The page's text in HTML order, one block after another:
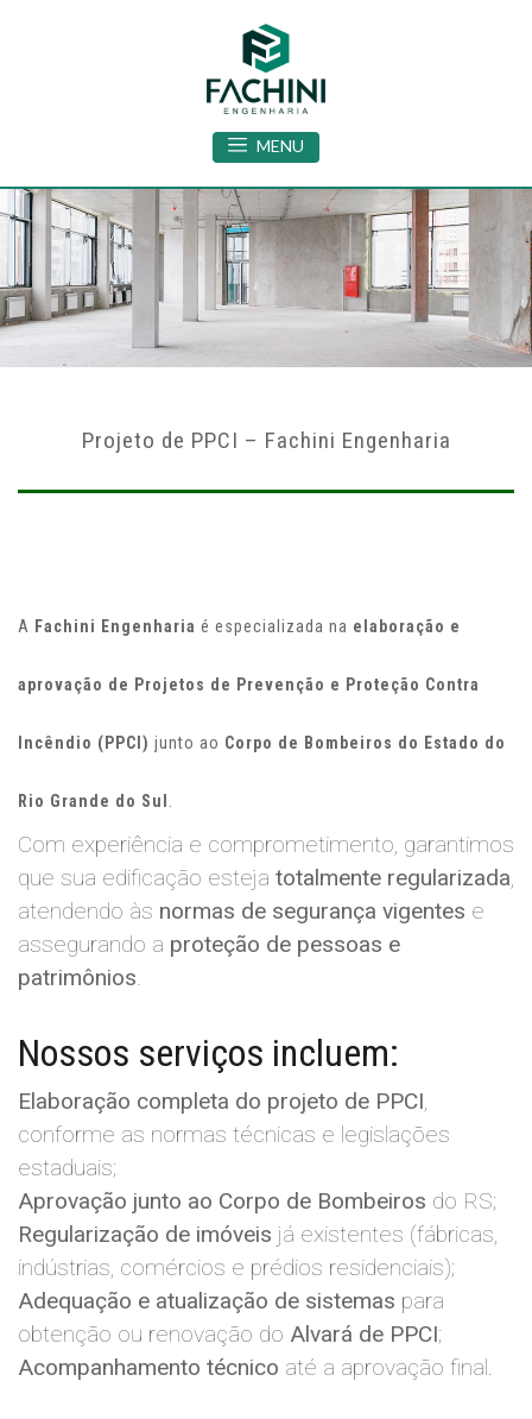
MENU
Projeto de PPCI – Fachini Engenharia
A Fachini Engenharia é especializada na elaboração e
aprovação de Projetos de Prevenção e Proteção Contra
Incêndio (PPCI) junto ao Corpo de Bombeiros do Estado do
Rio Grande do Sul .
Com experiência e comprometimento, garantimos
que sua edificação esteja totalmente regularizada,
atendendo às normas de segurança vigentes e
assegurando a proteção de pessoas e
patrimônios.
Nossos serviços incluem:
Elaboração completa do projeto de PPCI,
conforme as normas técnicas e legislações
estaduais;
Aprovação junto ao Corpo de Bombeiros do RS;
Regularização de imóveis já existentes (fábricas,
indústrias, comércios e prédios residenciais);
Adequação e atualização de sistemas para
obtenção ou renovação do Alvará de PPCI;
Acompanhamento técnico até a aprovação final.